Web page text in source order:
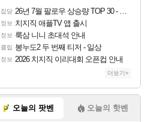
잡담 26년 7월 팔로우 상승량 TOP 30 - 월간 치지직
정보 치지직 애플TV 앱 출시
정보 룩삼 니니 초대석 안내
클립 봉누도2 두 번째 티저 - 일상
정보 2026 치지직 이리대회 오픈컵 안내
더보기+
오늘의 팟벤 오늘의 핫벤